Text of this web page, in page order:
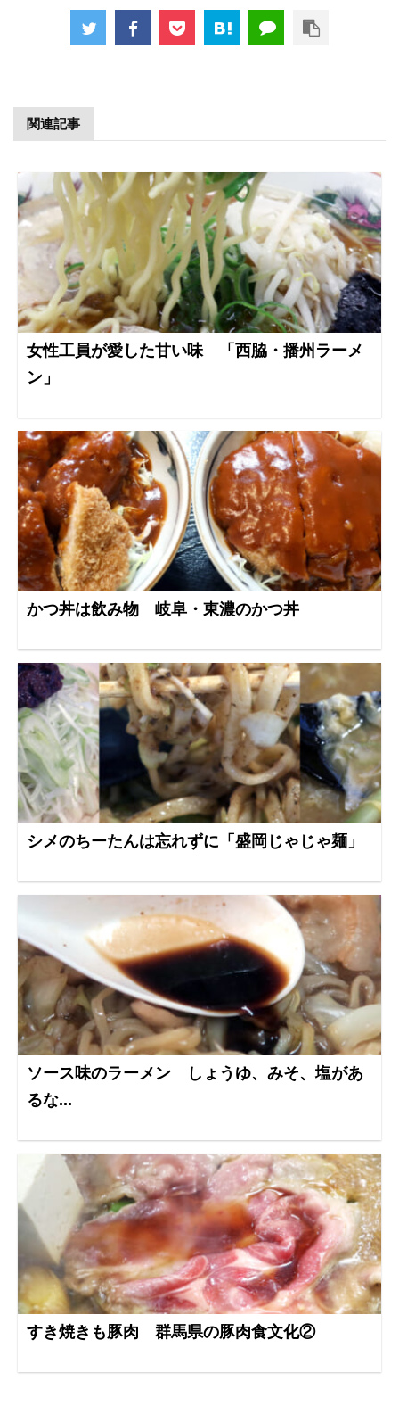
関連記事
女性工員が愛した甘い味 「西脇・播州ラーメ
ン」
かつ丼は飲み物 岐阜・東濃のかつ丼
シメのちーたんは忘れずに「盛岡じゃじゃ麺」
ソース味のラーメン しょうゆ、みそ、塩があ
るな...
すき焼きも豚肉 群馬県の豚肉食文化②